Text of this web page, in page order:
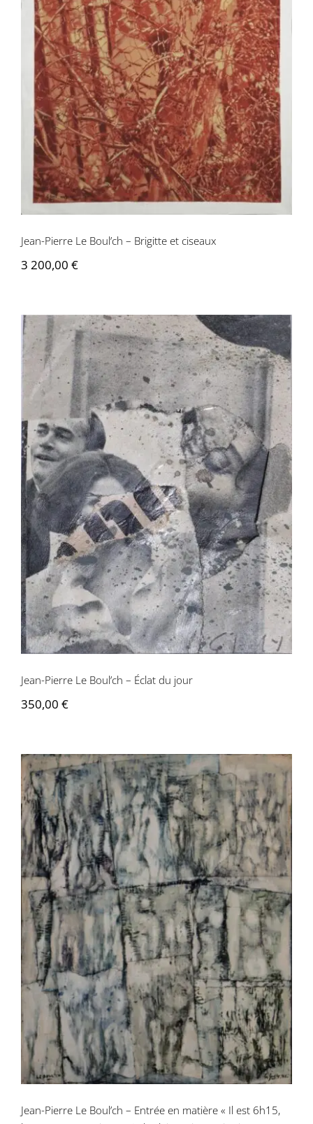
Jean-Pierre Le Boul’ch – Brigitte et
ciseaux
Jean-Pierre Le Boul’ch – Brigitte et ciseaux
3 200,00 €
Jean-Pierre Le Boul’ch – Éclat du jour
Jean-Pierre Le Boul’ch – Éclat du jour
350,00 €
Jean-Pierre Le Boul’ch – Entrée en
matière « Il est 6h15, les corps
apparaissent. Je les laisse vivre et je
signe… »
Jean-Pierre Le Boul’ch – Entrée en matière « Il est 6h15,